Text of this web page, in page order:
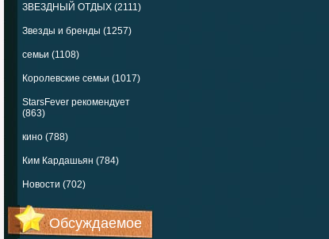
ЗВЕЗДНЫЙ ОТДЫХ (2111)
Звезды и бренды (1257)
семьи (1108)
Королевские семьи (1017)
StarsFever рекомендует
(863)
кино (788)
Ким Кардашьян (784)
Новости (702)
Обсуждаемое